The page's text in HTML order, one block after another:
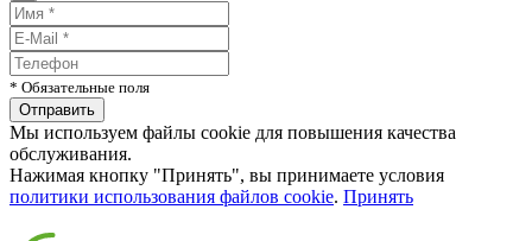
* Обязательные поля
Мы используем файлы cookie для повышения качества
обслуживания.
Нажимая кнопку "Принять", вы принимаете условия
политики использования файлов cookie. Принять